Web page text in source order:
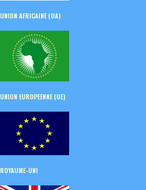
UNION AFRICAINE (UA)
UNION EUROPEENNE (UE)
ROYAUME-UNI